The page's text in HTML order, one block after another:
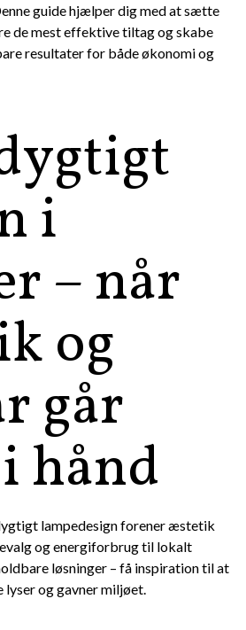
guide hjælper dig med at sætte
de mest effektive tiltag og skabe
resultater for både økonomi og
i
– når
og
går
hånd
lampedesign forener æstetik
og energiforbrug til lokalt
løsninger – få inspiration til at
og gavner miljøet.